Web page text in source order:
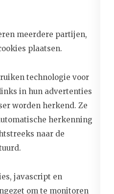
meerdere partijen,
plaatsen.
technologie voor
in hun advertenties
worden herkend. Ze
herkenning
naar de
javascript en
om te monitoren